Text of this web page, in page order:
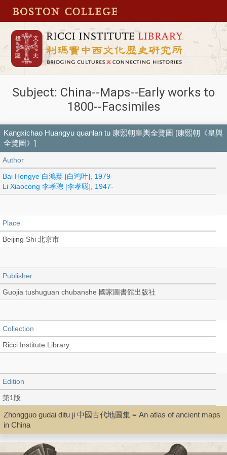
Subject: China--Maps--Early works to
1800--Facsimiles
Kangxichao Huangyu quanlan tu 康熙朝皇輿全覽圖 [康熙朝《皇輿
全覽圖》]
Author
Bai Hongye 白鴻葉 [白鸿叶], 1979-
Li Xiaocong 李孝聰 [李孝聪], 1947-
Place
Beijing Shi 北京市
Publisher
Guojia tushuguan chubanshe 國家圖書館出版社
Collection
Ricci Institute Library
Edition
第1版
Language
Chinese 中文[簡體]
Zhongguo gudai ditu ji 中國古代地圖集 = An atlas of ancient maps
in China